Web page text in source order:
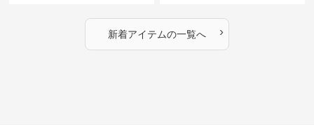
新着アイテムの一覧へ ›